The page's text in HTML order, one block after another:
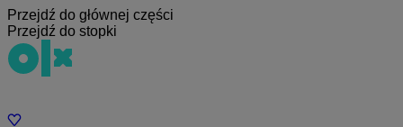
Przejdź do głównej części
Przejdź do stopki